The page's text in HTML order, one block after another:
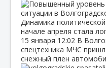
Динамика
начале апреля стала
15 января 12:02 В
спецтехника МЧС
снежный плен